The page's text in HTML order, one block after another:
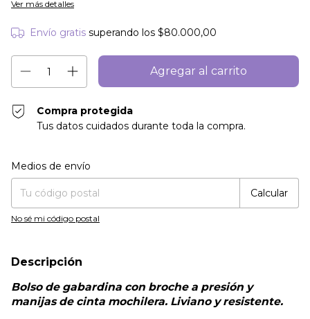
Ver más detalles
Envío gratis superando los $80.000,00
Compra protegida
Tus datos cuidados durante toda la compra.
Entregas para el CP:
Medios de envío
Calcular
No sé mi código postal
Descripción
Bolso de gabardina con broche a presión y
manijas de cinta mochilera. Liviano y resistente.